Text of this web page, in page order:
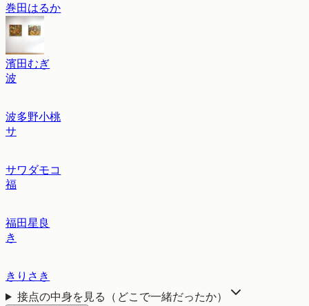
巻田はるか
濱田むぎ
波
波多野小桃
サ
サワダモコ
福
福田星良
き
きりさき
接点の中身を見る（どこで一緒だったか）